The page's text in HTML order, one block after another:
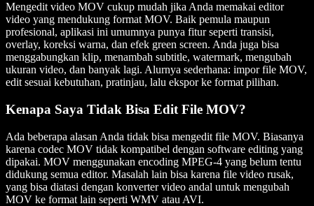
Mengedit video MOV cukup mudah jika Anda memakai editor
video yang mendukung format MOV. Baik pemula maupun
profesional, aplikasi ini umumnya punya fitur seperti transisi,
overlay, koreksi warna, dan efek green screen. Anda juga bisa
menggabungkan klip, menambah subtitle, watermark, mengubah
ukuran video, dan banyak lagi. Alurnya sederhana: impor file MOV,
edit sesuai kebutuhan, pratinjau, lalu ekspor ke format pilihan.
Kenapa Saya Tidak Bisa Edit File MOV?
Ada beberapa alasan Anda tidak bisa mengedit file MOV. Biasanya
karena codec MOV tidak kompatibel dengan software editing yang
dipakai. MOV menggunakan encoding MPEG-4 yang belum tentu
didukung semua editor. Masalah lain bisa karena file video rusak,
yang bisa diatasi dengan konverter video andal untuk mengubah
MOV ke format lain seperti WMV atau AVI.